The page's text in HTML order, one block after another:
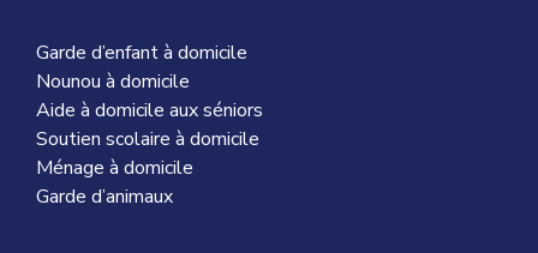
Garde d’enfant à domicile
Nounou à domicile
Aide à domicile aux séniors
Soutien scolaire à domicile
Ménage à domicile
Garde d’animaux